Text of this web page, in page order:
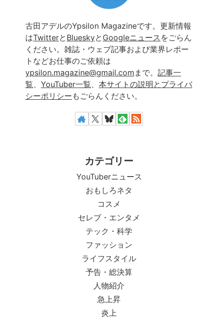
古田アデルのYpsilon Magazineです。更新情報
はTwitterと Blueskyと Googleニュース をごらん
ください。雑誌・ウェブ記事および業界レポー
トなどお仕事のご依頼は
ypsilon.magazine@gmail.com まで。 記事一
覧
YouTuber一覧
本サイトの説明とプライバ
シーポリシー もごらんください。
カテゴリー
YouTuberニュース
おもしろネタ
コスメ
セレブ・エンタメ
テック・科学
ファッション
ライフスタイル
予告・総決算
人物紹介
急上昇
炎上